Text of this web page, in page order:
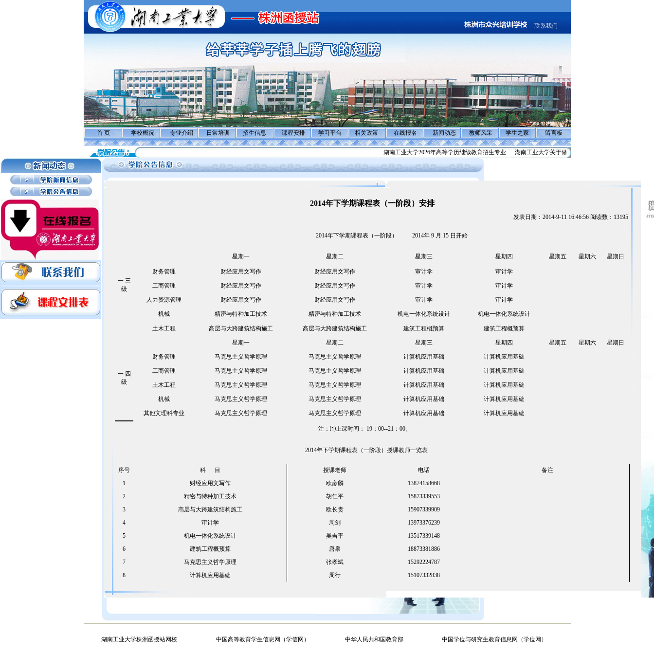
联系我们
首 页 学校概况 专业介绍 日常培训 招生信息 课程安排 学习平台 相关政策 在线报名 新闻动态 教师风采 学生之家 留言板
湖南工业大学2026年高等学历继续教育招生专业 湖南工业大学关于做好2026级学历继续教育学生
2014年下学期课程表（一阶段）安排
发表日期：2014-9-11 16:46:56 阅读数：13195
2014年下学期课程表（一阶段） 2014年 9 月 15 日开始
一 三
级
星期一 星期二 星期三 星期四 星期五 星期六 星期日
财务管理 财经应用文写作 财经应用文写作 审计学 审计学
工商管理 财经应用文写作 财经应用文写作 审计学 审计学
人力资源管理 财经应用文写作 财经应用文写作 审计学 审计学
机械 精密与特种加工技术 精密与特种加工技术 机电一体化系统设计 机电一体化系统设计
土木工程 高层与大跨建筑结构施工 高层与大跨建筑结构施工 建筑工程概预算 建筑工程概预算
一 四
级
星期一 星期二 星期三 星期四 星期五 星期六 星期日
财务管理 马克思主义哲学原理 马克思主义哲学原理 计算机应用基础 计算机应用基础
工商管理 马克思主义哲学原理 马克思主义哲学原理 计算机应用基础 计算机应用基础
土木工程 马克思主义哲学原理 马克思主义哲学原理 计算机应用基础 计算机应用基础
机械 马克思主义哲学原理 马克思主义哲学原理 计算机应用基础 计算机应用基础
其他文理科专业 马克思主义哲学原理 马克思主义哲学原理 计算机应用基础 计算机应用基础
注：⑴上课时间： 19：00--21：00。
2014年下学期课程表（一阶段）授课教师一览表
序号 科 目 授课老师 电话
备注
1
财经应用文写作 欧彦麟 13874158668
2
精密与特种加工技术 胡仁平
15873339553
3
高层与大跨建筑结构施工 欧长贵
15907339909
4
审计学 周剑
13973376239
5
机电一体化系统设计 吴吉平
13517339148
6
建筑工程概预算 唐泉
18873381886
7
马克思主义哲学原理 张孝斌
15292224787
8
计算机应用基础 周行 15107332838
湖南工业大学株洲函授站网校 中国高等教育学生信息网（学信网） 中华人民共和国教育部 中国学位与研究生教育信息网（学位网）